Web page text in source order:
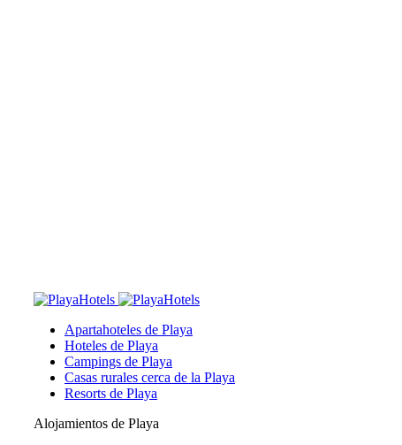
Apartahoteles de Playa
Hoteles de Playa
Campings de Playa
Casas rurales cerca de la Playa
Resorts de Playa
Alojamientos de Playa